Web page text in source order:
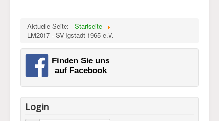
Aktuelle Seite:
Startseite
LM2017 - SV-Igstadt 1965 e.V.
Login